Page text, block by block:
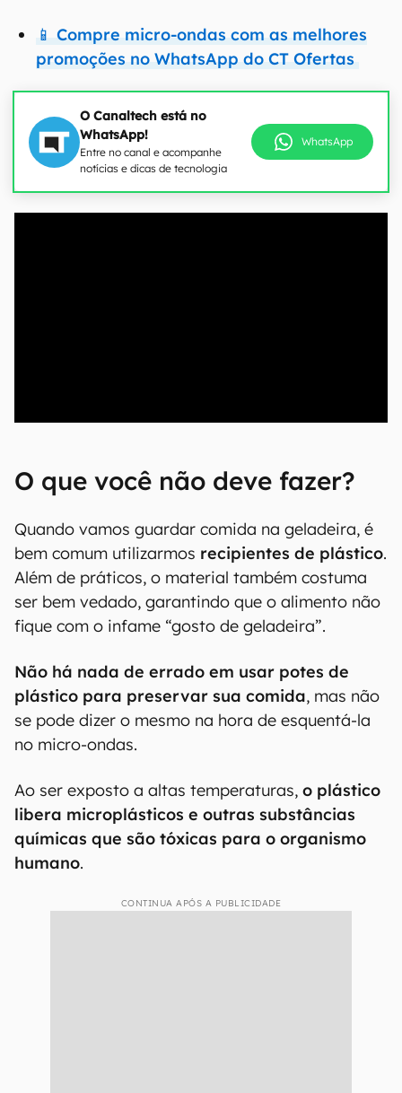
📱 Compre micro-ondas com as melhores
promoções no WhatsApp do CT Ofertas
O Canaltech está no
WhatsApp!
Entre no canal e acompanhe
notícias e dicas de tecnologia
WhatsApp
O que você não deve fazer?
Quando vamos guardar comida na geladeira, é
bem comum utilizarmos recipientes de plástico.
Além de práticos, o material também costuma
ser bem vedado, garantindo que o alimento não
fique com o infame “gosto de geladeira”.
Não há nada de errado em usar potes de
plástico para preservar sua comida, mas não
se pode dizer o mesmo na hora de esquentá-la
no micro-ondas.
Ao ser exposto a altas temperaturas, o plástico
libera microplásticos e outras substâncias
químicas que são tóxicas para o organismo
humano.
CONTINUA APÓS A PUBLICIDADE